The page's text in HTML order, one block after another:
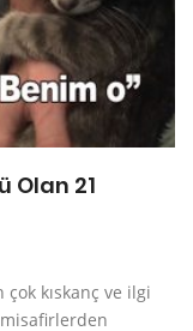
Olan 21
kıskanç ve ilgi